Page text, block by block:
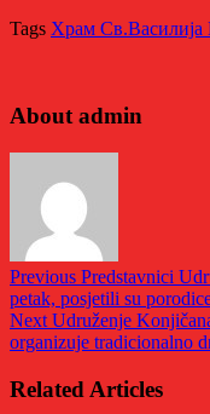
Tags Храм Св.Василија
About admin
Previous Predstavnici
petak, posjetili su
Next Udruženje
organizuje tradicionalno
Related Articles